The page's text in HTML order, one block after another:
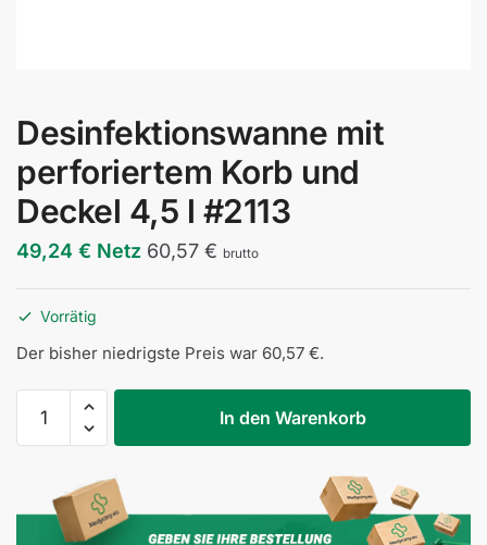
Desinfektionswanne mit
perforiertem Korb und
Deckel 4,5 l #2113
49,24 € Netz 60,57 € brutto
Vorrätig
Der bisher niedrigste Preis war 60,57 €.
Wanienka
dezynfekcyjna
perforowanym
In den Warenkorb